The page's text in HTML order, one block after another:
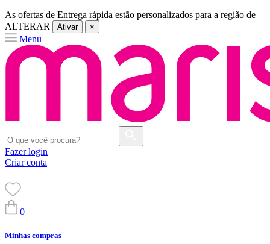
As ofertas de Entrega rápida estão personalizados para a região de
ALTERAR
Ativar ×
Menu
Fazer login
Criar conta
0
Minhas compras